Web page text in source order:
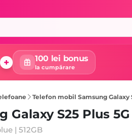
+ 100 lei bonus
la cumpărare
Telefon mobil Samsung Galaxy S25
Galaxy S25 Plus
| 512GB